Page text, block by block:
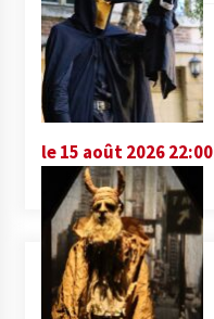
le 15 août 2026 22:00